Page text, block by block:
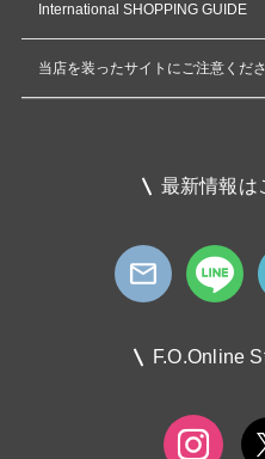
International SHOPPING GUIDE
当店を装ったサイトにご注意くだ
最新情報は
F.O.Online